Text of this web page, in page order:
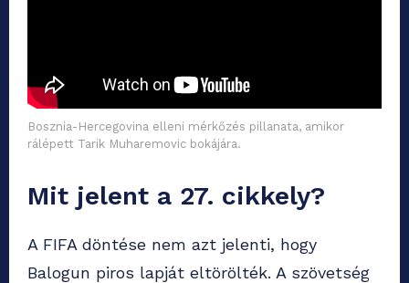
Bosznia-Hercegovina elleni mérkőzés pillanata, amikor
rálépett Tarik Muharemovic bokájára.
Mit jelent a 27. cikkely?
A FIFA döntése nem azt jelenti, hogy
Balogun piros lapját eltörölték. A szövetség